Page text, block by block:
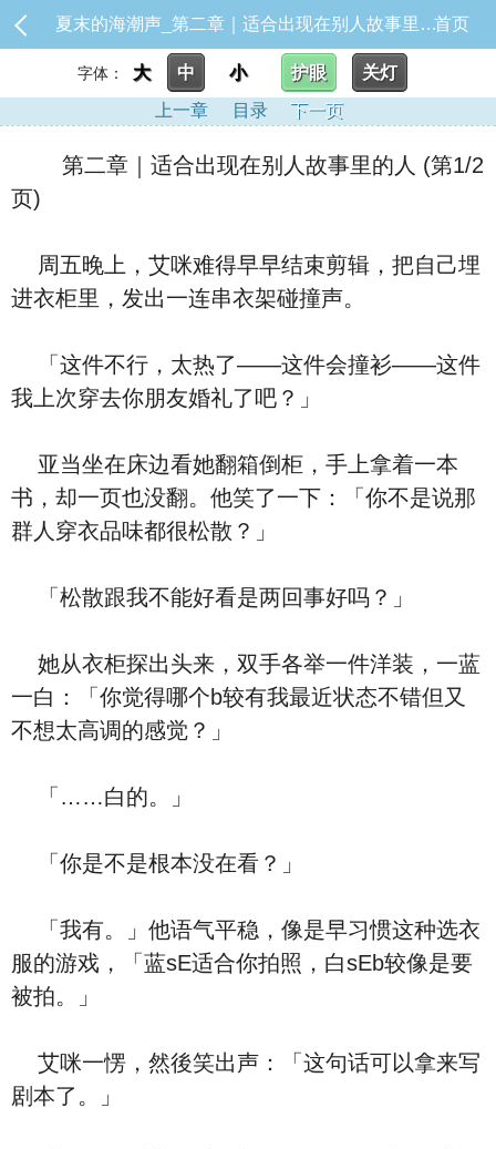
夏末的海潮声_第二章｜适合出现在别人故事里的人首页
字体： 大 中 小 护眼
关灯
上一章
目录 下一页
第二章｜适合出现在别人故事里的人 (第1/2
页)
周五晚上，艾咪难得早早结束剪辑，把自己埋
进衣柜里，发出一连串衣架碰撞声。
「这件不行，太热了——这件会撞衫——这件
我上次穿去你朋友婚礼了吧？」
亚当坐在床边看她翻箱倒柜，手上拿着一本
书，却一页也没翻。他笑了一下：「你不是说那
群人穿衣品味都很松散？」
「松散跟我不能好看是两回事好吗？」
她从衣柜探出头来，双手各举一件洋装，一蓝
一白：「你觉得哪个b较有我最近状态不错但又
不想太高调的感觉？」
「……白的。」
「你是不是根本没在看？」
「我有。」他语气平稳，像是早习惯这种选衣
服的游戏，「蓝sE适合你拍照，白sEb较像是要
被拍。」
艾咪一愣，然後笑出声：「这句话可以拿来写
剧本了。」